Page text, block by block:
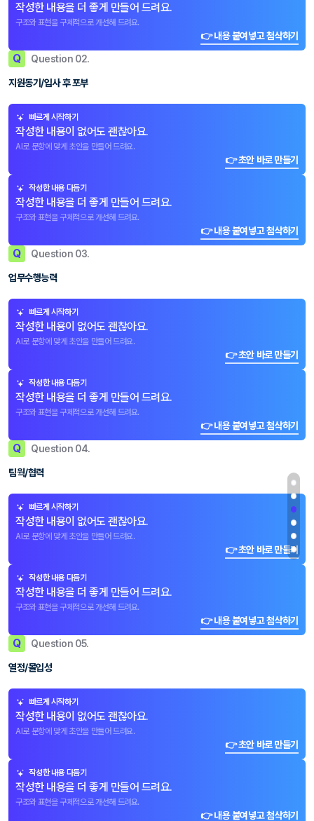
작성한 내용을 더 좋게 만들어 드려요.
구조와 표현을 구체적으로 개선해 드려요.
👉 내용 붙여넣고 첨삭하기
Q Question 02.
지원동기/입사 후 포부
빠르게 시작하기
작성한 내용이 없어도 괜찮아요.
AI로 문항에 맞게 초안을 만들어 드려요.
👉 초안 바로 만들기
작성한 내용 다듬기
작성한 내용을 더 좋게 만들어 드려요.
구조와 표현을 구체적으로 개선해 드려요.
👉 내용 붙여넣고 첨삭하기
Q Question 03.
업무수행능력
빠르게 시작하기
작성한 내용이 없어도 괜찮아요.
AI로 문항에 맞게 초안을 만들어 드려요.
👉 초안 바로 만들기
작성한 내용 다듬기
작성한 내용을 더 좋게 만들어 드려요.
구조와 표현을 구체적으로 개선해 드려요.
👉 내용 붙여넣고 첨삭하기
Q Question 04.
팀웍/협력
빠르게 시작하기
작성한 내용이 없어도 괜찮아요.
AI로 문항에 맞게 초안을 만들어 드려요.
👉 초안 바로 만들기
작성한 내용 다듬기
작성한 내용을 더 좋게 만들어 드려요.
구조와 표현을 구체적으로 개선해 드려요.
👉 내용 붙여넣고 첨삭하기
Q Question 05.
열정/몰입성
빠르게 시작하기
작성한 내용이 없어도 괜찮아요.
AI로 문항에 맞게 초안을 만들어 드려요.
👉 초안 바로 만들기
작성한 내용 다듬기
작성한 내용을 더 좋게 만들어 드려요.
구조와 표현을 구체적으로 개선해 드려요.
👉 내용 붙여넣고 첨삭하기